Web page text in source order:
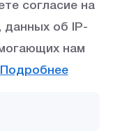
ПАО Сбербанк,
согласие на
данных об IP-
нам
Подробнее